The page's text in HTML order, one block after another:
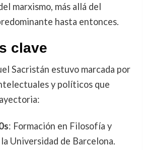
marxismo, más allá del
hasta entonces.
clave
Sacristán estuvo marcada por
y políticos que
: Formación en Filosofía y
Universidad de Barcelona.